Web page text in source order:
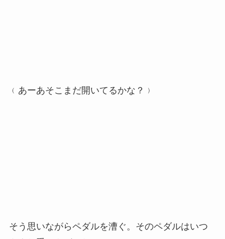
﹙あーあそこまだ開いてるかな？﹚
そう思いながらペダルを漕ぐ。そのペダルはいつ